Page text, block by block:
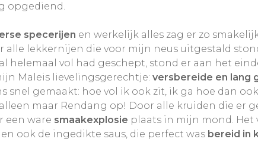
opgediend.
specerijen en werkelijk alles zag er zo
alle lekkernijen die voor mijn neus uitgestald
helemaal vol had geschept, stond er aan het
Maleis lievelingsgerechtje: versbereide en lang
snel gemaakt: hoe vol ik ook zit, ik ga hoe dan
maar Rendang op! Door alle kruiden die er
een ware smaakexplosie plaats in mijn mond. Het
en ook de ingedikte saus, die perfect was bereid in